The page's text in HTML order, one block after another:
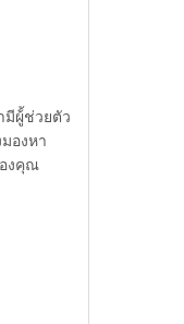
มีผู้้ช่วยตัว
องหา
งคุณ